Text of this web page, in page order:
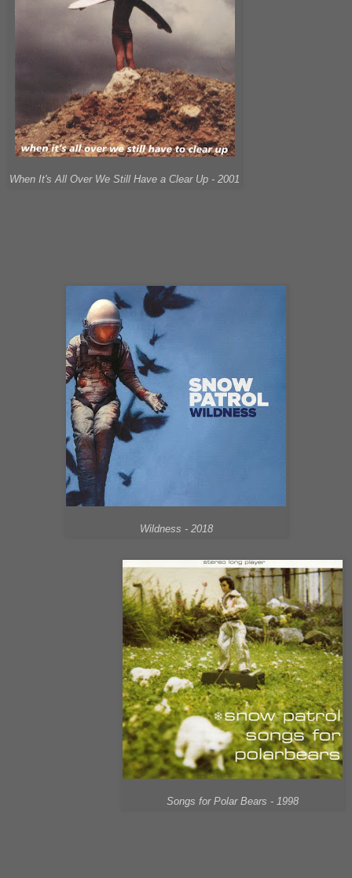
When It's All Over We Still Have a Clear Up - 2001
Wildness - 2018
Songs for Polar Bears - 1998